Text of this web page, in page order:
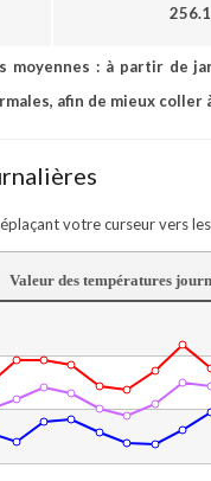
moyennes : à partir de
afin de mieux
votre curseur vers
Valeur des températures